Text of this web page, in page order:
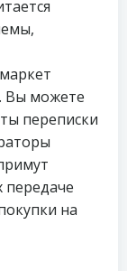
Вы можете
переписки
передаче
на